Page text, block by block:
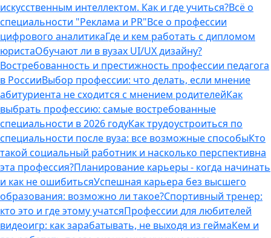
искусственным интеллектом. Как и где учиться?Всё о
специальности "Реклама и PR"Все о профессии
цифрового аналитикаГде и кем работать с дипломом
юристаОбучают ли в вузах UI/UX дизайну?
Востребованность и престижность профессии педагога
в РоссииВыбор профессии: что делать, если мнение
абитуриента не сходится с мнением родителейКак
выбрать профессию: самые востребованные
специальности в 2026 годуКак трудоустроиться по
специальности после вуза: все возможные способыКто
такой социальный работник и насколько перспективна
эта профессия?Планирование карьеры - когда начинать
и как не ошибитьсяУспешная карьера без высшего
образования: возможно ли такое?Спортивный тренер:
кто это и где этому учатсяПрофессии для любителей
видеоигр: как зарабатывать, не выходя из геймаКем и